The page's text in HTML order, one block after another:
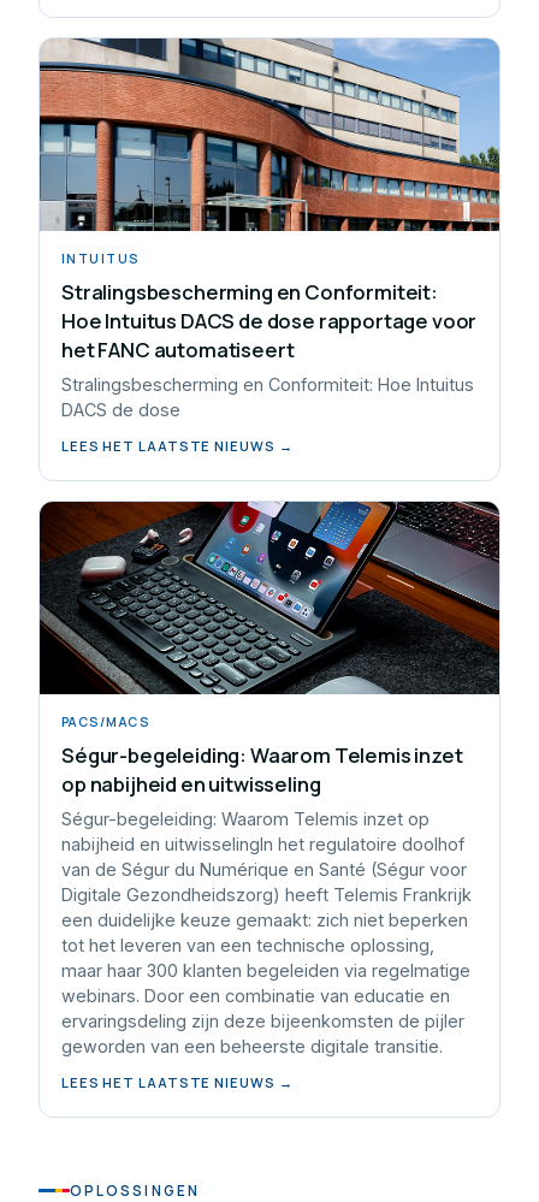
INTUITUS
Stralingsbescherming en Conformiteit:
Hoe Intuitus DACS de dose rapportage voor
het FANC automatiseert
Stralingsbescherming en Conformiteit: Hoe Intuitus
DACS de dose
LEES HET LAATSTE NIEUWS →
PACS/MACS
Ségur-begeleiding: Waarom Telemis inzet
op nabijheid en uitwisseling
Ségur-begeleiding: Waarom Telemis inzet op
nabijheid en uitwisselingIn het regulatoire doolhof
van de Ségur du Numérique en Santé (Ségur voor
Digitale Gezondheidszorg) heeft Telemis Frankrijk
een duidelijke keuze gemaakt: zich niet beperken
tot het leveren van een technische oplossing,
maar haar 300 klanten begeleiden via regelmatige
webinars. Door een combinatie van educatie en
ervaringsdeling zijn deze bijeenkomsten de pijler
geworden van een beheerste digitale transitie.
LEES HET LAATSTE NIEUWS →
OPLOSSINGEN